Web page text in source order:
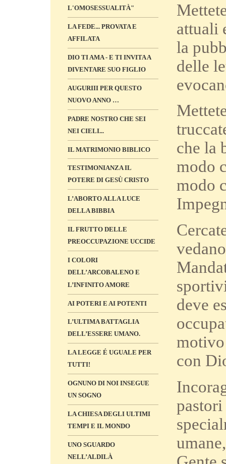
L'OMOSESSUALITÀ"
LA FEDE... PROVATA E
AFFILATA
DIO TI AMA - E TI INVITA A
DIVENTARE SUO FIGLIO
AUGURIII PER QUESTO
NUOVO ANNO …
PADRE NOSTRO CHE SEI
NEI CIELI...
IL MATRIMONIO BIBLICO
TESTIMONIANZA IL
POTERE DI GESÙ CRISTO
L’ABORTO ALLA LUCE
DELLA BIBBIA
IL FRUTTO DELLE
PREOCCUPAZIONE UCCIDE
I COLORI
DELL’ARCOBALENO E
L’INFINITO AMORE
AI POTERI E AI POTENTI
L’ULTIMA BATTAGLIA
DELL’ESSERE UMANO.
LA LEGGE É UGUALE PER
TUTTI!
OGNUNO DI NOI INSEGUE
UN SOGNO
LA CHIESA DEGLI ULTIMI
TEMPI E IL MONDO
UNO SGUARDO
NELL’ALDILÀ
attuali
la
delle
che la
modo
modo
deve
motivo
con